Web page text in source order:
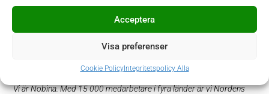
Acceptera
Visa preferenser
Cookie PolicyIntegritetspolicy Alla
www.prodiem.se. Vid frågor kontaktar du Vilda Cygnaeus på
Prodiem, tfn 070-557 96 06.
Välkommen med din ansökan – tillsammans håller vi samhället i
Vi är Nobina. Med 15 000 medarbetare i fyra länder är vi Nordens